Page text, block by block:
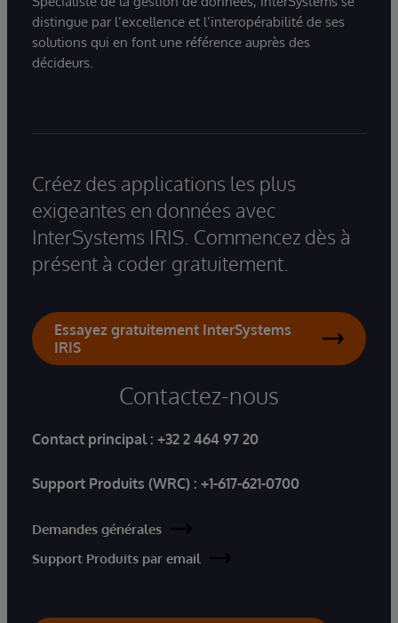
distingue par l’excellence et l’interopérabilité de ses
solutions qui en font une référence auprès des
décideurs.
Créez des applications les plus
exigeantes en données avec
InterSystems IRIS. Commencez dès à
présent à coder gratuitement.
Essayez gratuitement InterSystems
IRIS
Contactez-nous
Contact principal : +32 2 464 97 20
Support Produits (WRC) : +1-617-621-0700
Demandes générales
Support Produits par email